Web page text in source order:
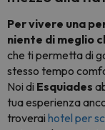
Per vivere una
niente di meglio
che ti permetta di
stesso tempo
Noi di Esquiades
tua esperienza
troverai hotel per